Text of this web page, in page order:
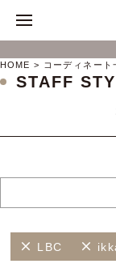
HOME コーディネート
STAFF
LBC